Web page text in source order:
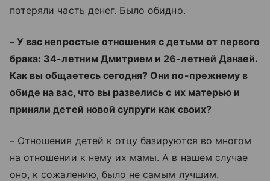
потеряли часть денег. Было обидно.
– У вас непростые отношения с детьми от первого
брака: 34-летним Дмитрием и 26-летней Данаей.
Как вы общаетесь сегодня? Они по-прежнему в
обиде на вас, что вы развелись с их матерью и
приняли детей новой супруги как своих?
– Отношения детей к отцу базируются во многом
на отношении к нему их мамы. А в нашем случае
оно, к сожалению, было не самым лучшим.